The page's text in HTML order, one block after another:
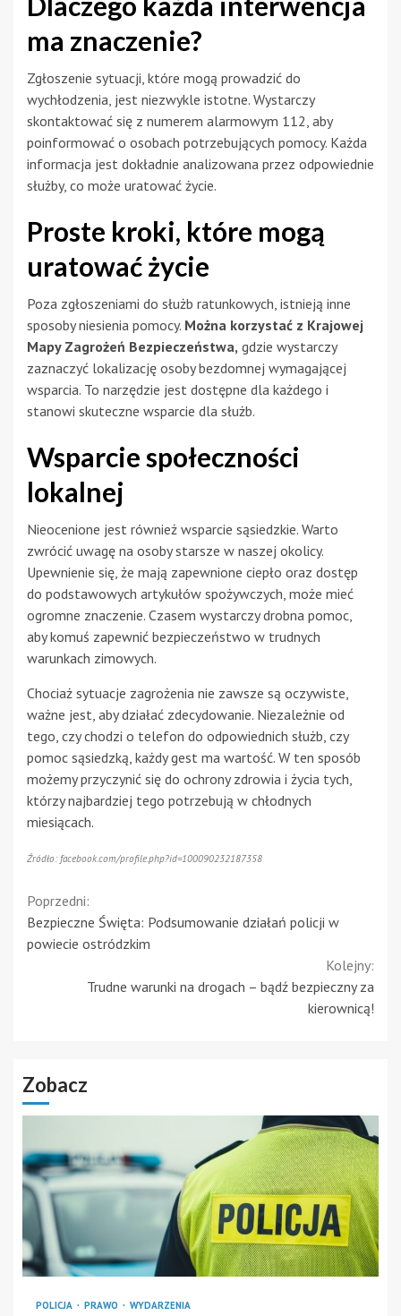
ma znaczenie?
Zgłoszenie sytuacji, które mogą prowadzić do
wychłodzenia, jest niezwykle istotne. Wystarczy
skontaktować się z numerem alarmowym 112, aby
poinformować o osobach potrzebujących pomocy. Każda
informacja jest dokładnie analizowana przez odpowiednie
służby, co może uratować życie.
Proste kroki, które mogą
uratować życie
Poza zgłoszeniami do służb ratunkowych, istnieją inne
sposoby niesienia pomocy. Można korzystać z Krajowej
Mapy Zagrożeń Bezpieczeństwa, gdzie wystarczy
zaznaczyć lokalizację osoby bezdomnej wymagającej
wsparcia. To narzędzie jest dostępne dla każdego i
stanowi skuteczne wsparcie dla służb.
Wsparcie społeczności
lokalnej
Nieocenione jest również wsparcie sąsiedzkie. Warto
zwrócić uwagę na osoby starsze w naszej okolicy.
Upewnienie się, że mają zapewnione ciepło oraz dostęp
do podstawowych artykułów spożywczych, może mieć
ogromne znaczenie. Czasem wystarczy drobna pomoc,
aby komuś zapewnić bezpieczeństwo w trudnych
warunkach zimowych.
Chociaż sytuacje zagrożenia nie zawsze są oczywiste,
ważne jest, aby działać zdecydowanie. Niezależnie od
tego, czy chodzi o telefon do odpowiednich służb, czy
pomoc sąsiedzką, każdy gest ma wartość. W ten sposób
możemy przyczynić się do ochrony zdrowia i życia tych,
którzy najbardziej tego potrzebują w chłodnych
miesiącach.
Źródło: facebook.com/profile.php?id=100090232187358
Continue
Reading
Poprzedni:
Bezpieczne Święta: Podsumowanie działań policji w
powiecie ostródzkim
Kolejny:
Trudne warunki na drogach – bądź bezpieczny za
kierownicą!
Zobacz
POLICJA PRAWO WYDARZENIA